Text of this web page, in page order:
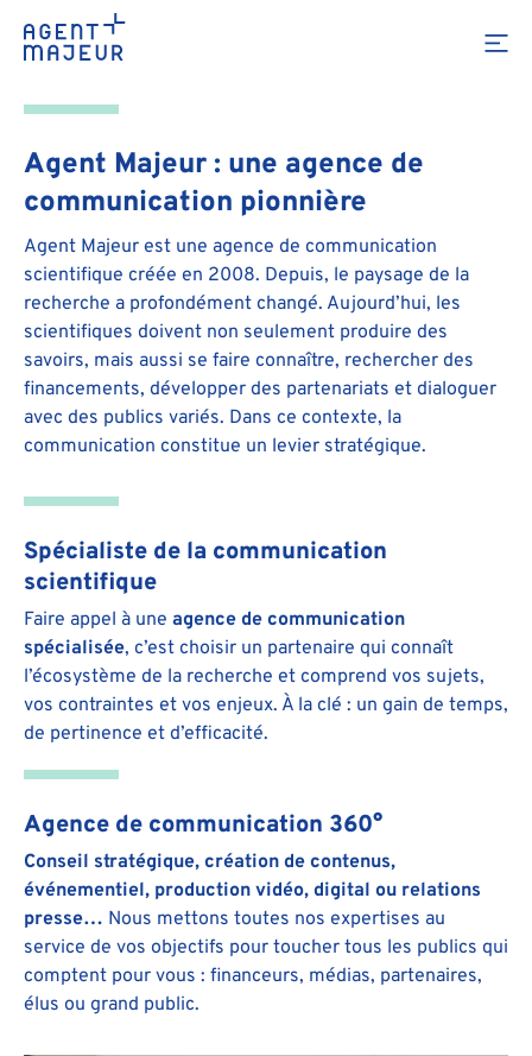
scientifique
Agent Majeur : une agence de
communication pionnière
Agent Majeur est une agence de communication
scientifique créée en 2008. Depuis, le paysage de la
recherche a profondément changé. Aujourd’hui, les
scientifiques doivent non seulement produire des
savoirs, mais aussi se faire connaître, rechercher des
financements, développer des partenariats et dialoguer
avec des publics variés. Dans ce contexte, la
communication constitue un levier stratégique.
Spécialiste de la communication
scientifique
Faire appel à une agence de communication
spécialisée, c’est choisir un partenaire qui connaît
l’écosystème de la recherche et comprend vos sujets,
vos contraintes et vos enjeux. À la clé : un gain de temps,
de pertinence et d’efficacité.
Agence de communication 360°
Conseil stratégique, création de contenus,
événementiel, production vidéo, digital ou relations
presse… Nous mettons toutes nos expertises au
service de vos objectifs pour toucher tous les publics qui
comptent pour vous : financeurs, médias, partenaires,
élus ou grand public.